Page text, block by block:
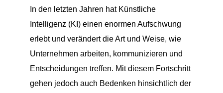
VerzeichnisIn den letzten Jahren hat Künstliche
Intelligenz (KI) einen enormen Aufschwung
erlebt und verändert die Art und Weise, wie
Unternehmen arbeiten, kommunizieren und
Entscheidungen treffen. Mit diesem Fortschritt
gehen jedoch auch Bedenken hinsichtlich der